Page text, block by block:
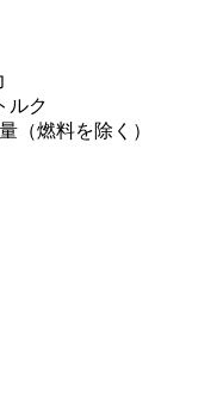
ルク
（燃料を除く）